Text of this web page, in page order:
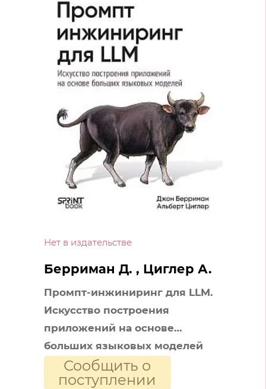
Нет в издательстве
Берриман Д. , Циглер А.
Промпт-инжиниринг для LLM.
Искусство построения
приложений на основе
больших языковых моделей
Сообщить о
поступлении